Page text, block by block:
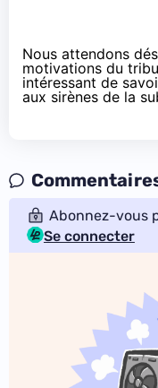
Nous attendons
motivations du
intéressant de
aux sirènes de la
Abonnez-vous
Se connecter